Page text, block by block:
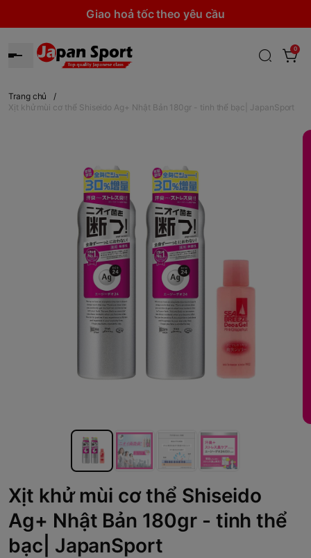
Giao hoả tốc theo yêu cầu
0
Trang chủ
/
Xịt khử mùi cơ thể Shiseido Ag+ Nhật Bản 180gr - tinh thể bạc| JapanSport
Xịt khử mùi cơ thể Shiseido
Ag+ Nhật Bản 180gr - tinh thể
bạc| JapanSport